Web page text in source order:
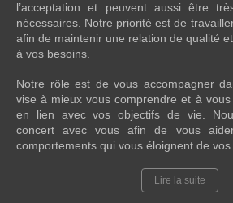
l’acceptation et peuvent aussi être
nécessaires. Notre priorité est de
afin de maintenir une relation de qualité
à vos besoins.
Notre rôle est de vous accompagner
vise à mieux vous comprendre et à
en lien avec vos objectifs de vie.
concert avec vous afin de vous
comportements qui vous éloignent de
Lire la suite